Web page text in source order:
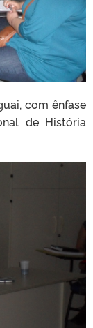
com ênfase
de História